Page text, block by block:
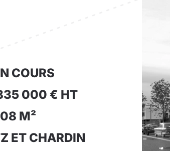
COURS
000 € HT
M²
ET CHARDIN